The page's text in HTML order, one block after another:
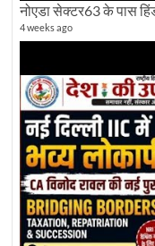
4 weeks ago